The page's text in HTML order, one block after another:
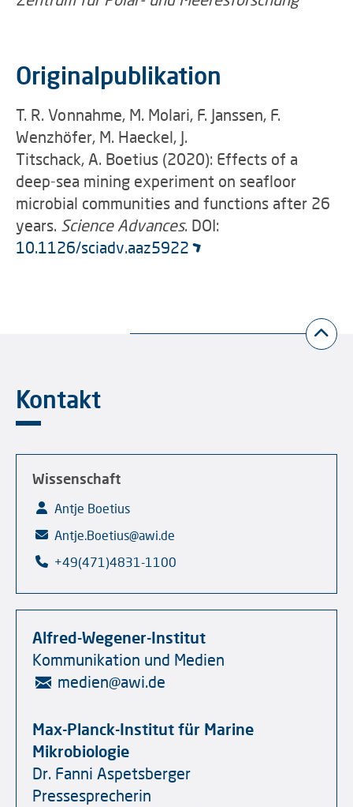
Originalpublikation
T. R. Vonnahme, M. Molari, F. Janssen, F.
Wenzhöfer, M. Haeckel, J.
Titschack, A. Boetius (2020): Effects of a
deep-sea mining experiment on seafloor
microbial communities and functions after 26
years. Science Advances. DOI:
10.1126/sciadv.aaz5922
Kontakt
Wissenschaft
Antje Boetius
Antje.Boetius@awi.de
+49(471)4831-1100
Alfred-Wegener-Institut
Kommunikation und Medien
medien@awi.de
Max-Planck-Institut für Marine
Mikrobiologie
Dr. Fanni Aspetsberger
Pressesprecherin